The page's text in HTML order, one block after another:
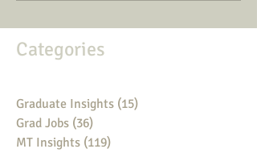
Categories
Graduate Insights (15)
Grad Jobs (36)
MT Insights (119)